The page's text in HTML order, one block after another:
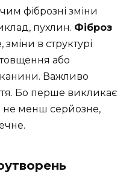
фіброзні зміни
пухлин. Фіброз
в структурі
або
Важливо
Бо перше викликає
і не менш серйозне,